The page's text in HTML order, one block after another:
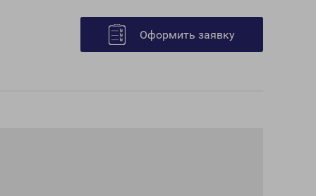
Оформить заявку